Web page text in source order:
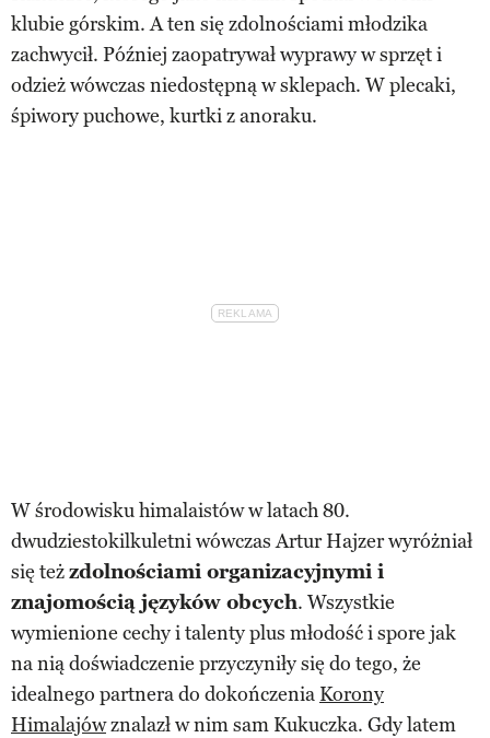
klubie górskim. A ten się zdolnościami młodzika
zachwycił. Później zaopatrywał wyprawy w sprzęt i
odzież wówczas niedostępną w sklepach. W plecaki,
śpiwory puchowe, kurtki z anoraku.
W środowisku himalaistów w latach 80.
dwudziestokilkuletni wówczas Artur Hajzer wyróżniał
się teżzdolnościami organizacyjnymi i
znajomością języków obcych. Wszystkie
wymienione cechy i talenty plus młodość i spore jak
na nią doświadczenie przyczyniły się do tego, że
idealnego partnera do dokończenia Korony
Himalajówznalazł w nim sam Kukuczka. Gdy latem